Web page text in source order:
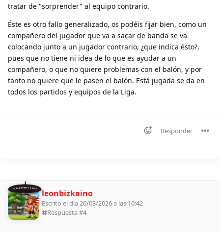
tratar de "sorprender" al equipo contrario.
Éste es otro fallo generalizado, os podéis fijar bien, como un
compañero del jugador que va a sacar de banda se va
colocando junto a un jugador contrario, ¿que indica ésto?,
pues que no tiene ni idea de lo que es ayudar a un
compañero, o que no quiere problemas con el balón, y por
tanto no quiere que le pasen el balón. Está jugada se da en
todos los partidos y equipos de la Liga.
Responder
11 ALDEANOS 2026 leonbizkaino
Escrito el día 26/03/2026 a las 10:42
Respuesta #4